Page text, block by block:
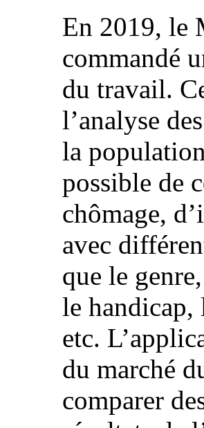
En 2019, le
commandé
du travail.
l’analyse
la
possible de
chômage,
avec
que le
le handicap,
etc.
du marché
comparer